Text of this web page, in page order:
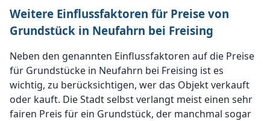
Weitere Einflussfaktoren für Preise von
Grundstück in Neufahrn bei Freising
Neben den genannten Einflussfaktoren auf die Preise
für Grundstücke in Neufahrn bei Freising ist es
wichtig, zu berücksichtigen, wer das Objekt verkauft
oder kauft. Die Stadt selbst verlangt meist einen sehr
fairen Preis für ein Grundstück, der manchmal sogar